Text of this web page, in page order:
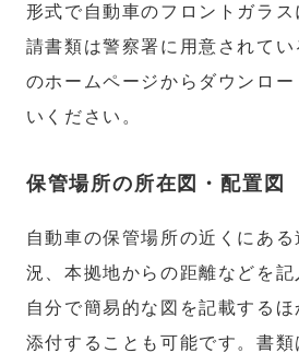
形式で自動車のフロントガラス
請書類は警察署に用意されて
のホームページからダウンロ
いください。
保管場所の所在図・配置図
自動車の保管場所の近くにあ
況、本拠地からの距離などを記
自分で簡易的な図を記載する
添付することも可能です。書